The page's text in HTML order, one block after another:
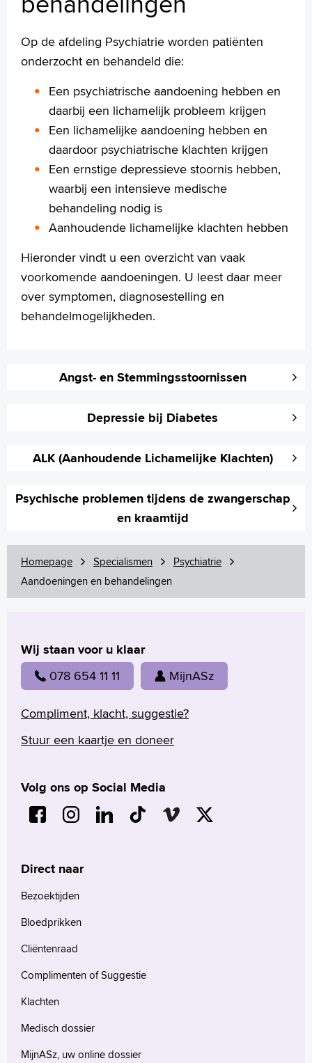
Psychomedisch Centrum
Handige links
Homepage
Praktische informatie
Specialismen
Werken en leren
Medewerkers
Contact
MijnASz
Verwijzers
Tekstgrootte A
Zoeken
English
Polski
Op de afdeling Psychiatrie worden patiënten
onderzocht en behandeld die:
Een psychiatrische aandoening hebben en
daarbij een lichamelijk probleem krijgen
Een lichamelijke aandoening hebben en
daardoor psychiatrische klachten krijgen
Een ernstige depressieve stoornis hebben,
waarbij een intensieve medische
behandeling nodig is
Aanhoudende lichamelijke klachten hebben
Hieronder vindt u een overzicht van vaak
voorkomende aandoeningen. U leest daar meer
over symptomen, diagnosestelling en
behandelmogelijkheden.
Angst- en Stemmingsstoornissen
Depressie bij Diabetes
ALK (Aanhoudende Lichamelijke Klachten)
Psychische problemen tijdens de zwangerschap
en kraamtijd
Homepage Specialismen
Psychiatrie
Aandoeningen en behandelingen
Wij staan voor u klaar
078 654 11 11 MijnASz
Compliment, klacht, suggestie?
Stuur een kaartje en doneer
Volg ons op Social Media
Direct naar
Bezoektijden
Bloedprikken
Cliëntenraad
Complimenten of Suggestie
Klachten
Medisch dossier
MijnASz, uw online dossier